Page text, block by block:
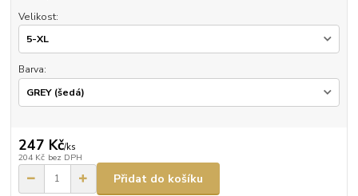
Velikost:
Barva:
247 Kč/ks
204 Kč bez DPH
Přidat do košíku